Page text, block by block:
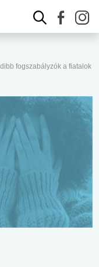
fogszabályzók a fiatalok